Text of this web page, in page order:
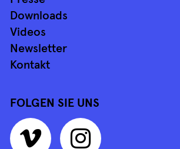
Downloads
Videos
Newsletter
Kontakt
FOLGEN SIE UNS